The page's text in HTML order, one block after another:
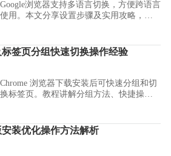
Google浏览器支持多语言切换，方便跨语言
使用。本文分享设置步骤及实用攻略，帮
签页分组快速切换操作经验
Chrome 浏览器下载安装后可快速分组和切
换标签页。教程讲解分组方法、快捷操作
装优化操作方法解析